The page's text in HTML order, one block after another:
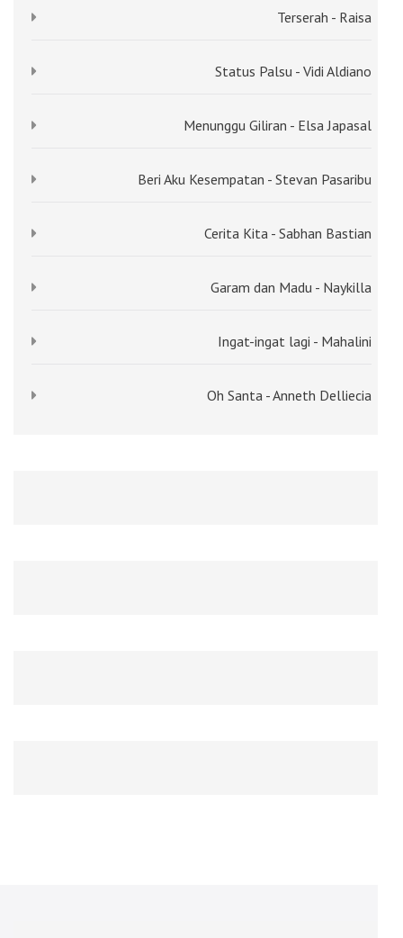
Terserah - Raisa
Status Palsu - Vidi Aldiano
Menunggu Giliran - Elsa Japasal
Beri Aku Kesempatan - Stevan Pasaribu
Cerita Kita - Sabhan Bastian
Garam dan Madu - Naykilla
Ingat-ingat lagi - Mahalini
Oh Santa - Anneth Delliecia